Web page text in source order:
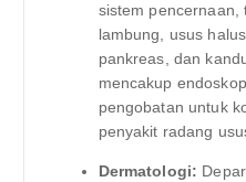
sistem pencernaan,
lambung, usus
pankreas, dan
mencakup
pengobatan untuk
penyakit radang
Dermatologi: